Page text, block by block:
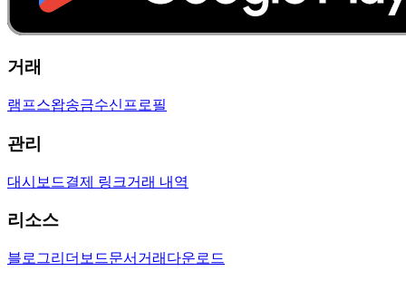
거래
램프스왑송금수신 프로필
관리
대시보드결제 링크거래 내역
리소스
블로그리더보드문서 거래 다운로드